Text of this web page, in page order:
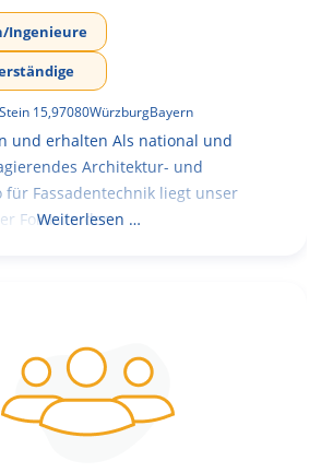
Ingenieure
15,97080WürzburgBayern
und erhalten Als national und
Architektur- und
Fassadentechnik liegt unser
Fokus in der
Weiterlesen …